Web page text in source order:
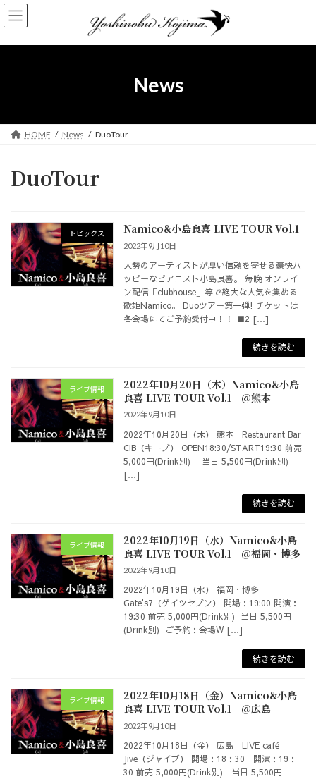
コ
ン
ン
ナ
ビ
ー
News
HOME News DuoTour
DuoTour
トピックス Namico&小島良喜 LIVE TOUR Vol.1
2022年9月10日
大勢のアーティストが厚い信頼を寄せる豪快ハ
ッピーなピアニスト小島良喜。 毎晩 オンライ
ン配信「clubhouse」等で絶大な人気を集める
歌姫Namico。 Duoツアー第一弾! チケットは
各会場にてご予約受付中！！ ■2 […]
続きを読む
ライブ情報
2022年10月20日（木）Namico&小島
良喜 LIVE TOUR Vol.1 @熊本
2022年9月10日
2022年10月20日（木） 熊本 Restaurant Bar
CIB（キーブ） OPEN18:30/START19:30 前売
5,000円(Drink別) 当日 5,500円(Drink別)
[…]
続きを読む
ライブ情報
2022年10月19日（水）Namico&小島
良喜 LIVE TOUR Vol.1 @福岡・博多
2022年9月10日
2022年10月19日（水） 福岡・博多
Gate's7（ゲイツセブン） 開場：19:00 開演：
19:30 前売 5,000円(Drink別) 当日 5,500円
(Drink別) ご予約：会場W […]
続きを読む
ライブ情報
2022年10月18日（金）Namico&小島
良喜 LIVE TOUR Vol.1 @広島
2022年9月10日
2022年10月18日（金） 広島 LIVE café
Jive（ジャイブ） 開場：18：30 開演：19：
30 前売 5,000円(Drink別) 当日 5,500円